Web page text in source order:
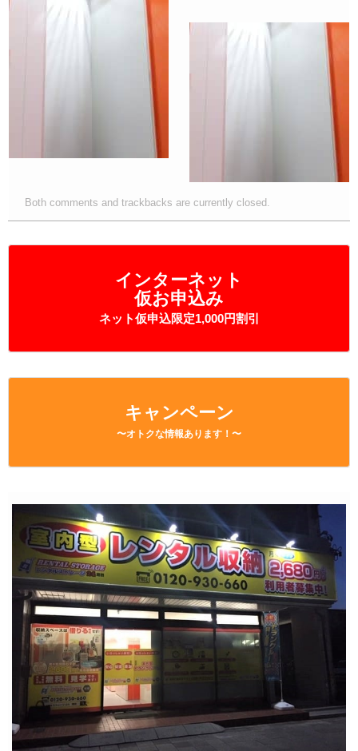
インターネット
仮お申込み
ネット仮申込限定1,000円割引
キャンペーン
〜オトクな情報あります！〜
Both comments and trackbacks are currently closed.